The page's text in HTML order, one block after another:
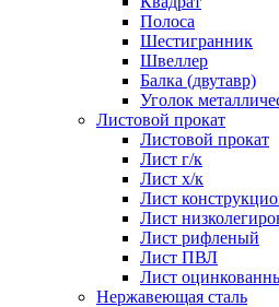
Полоса
Шестигранник
Швеллер
Балка (двутавр)
Уголок
Листовой прокат
Листовой прокат
Лист г/к
Лист х/к
Лист
Лист
Лист рифленый
Лист ПВЛ
Лист
Нержавеющая сталь